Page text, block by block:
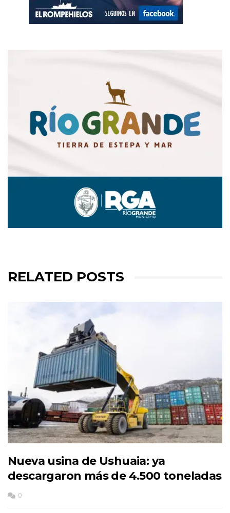
RELATED POSTS
Nueva usina de Ushuaia: ya
descargaron más de 4.500 toneladas
0